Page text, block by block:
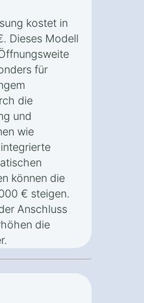
kostet in
Dieses Modell
für
die
und
wie
können die
€ steigen.
Anschluss
die